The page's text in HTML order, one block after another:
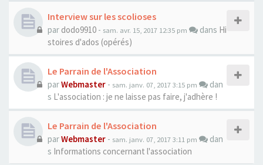
Interview sur les scolioses
par dodo9910 - sam. avr. 15, 2017 12:35 pm dans Hi
stoires d'ados (opérés)
Le Parrain de l'Association
parWebmaster - sam. janv. 07, 2017 3:15 pm
dan
s L'association : je ne laisse pas faire, j'adhère !
Le Parrain de l'Association
parWebmaster - sam. janv. 07, 2017 3:11 pm
dan
s Informations concernant l'association